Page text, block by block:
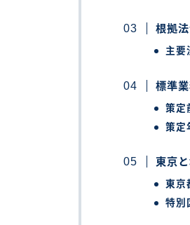
根拠
主要
標準
策定
策定
東京
東京
特別